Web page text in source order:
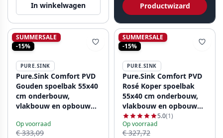
In winkelwagen Productwizard
SUMMERSALE
-15%
PURE.SINK
Pure.Sink Comfort PVD
Gouden spoelbak 55x40
cm onderbouw,
vlakbouw en opbouw
Op voorraad
€ 333,09
SUMMERSALE
-15%
PURE.SINK
Pure.Sink Comfort PVD
Rosé Koper spoelbak
55x40 cm onderbouw,
vlakbouw en opbouw
PCM5540-62
5.0(1)
Op voorraad
€ 327,72